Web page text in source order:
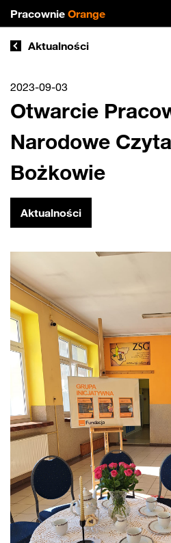
Pracownie Orange
Aktualności
2023-09-03
Otwarcie
Narodowe
Bożkowie
Aktualności